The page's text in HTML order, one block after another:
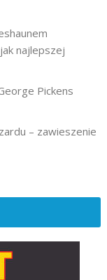
najlepszej
Pickens
– zawieszenie